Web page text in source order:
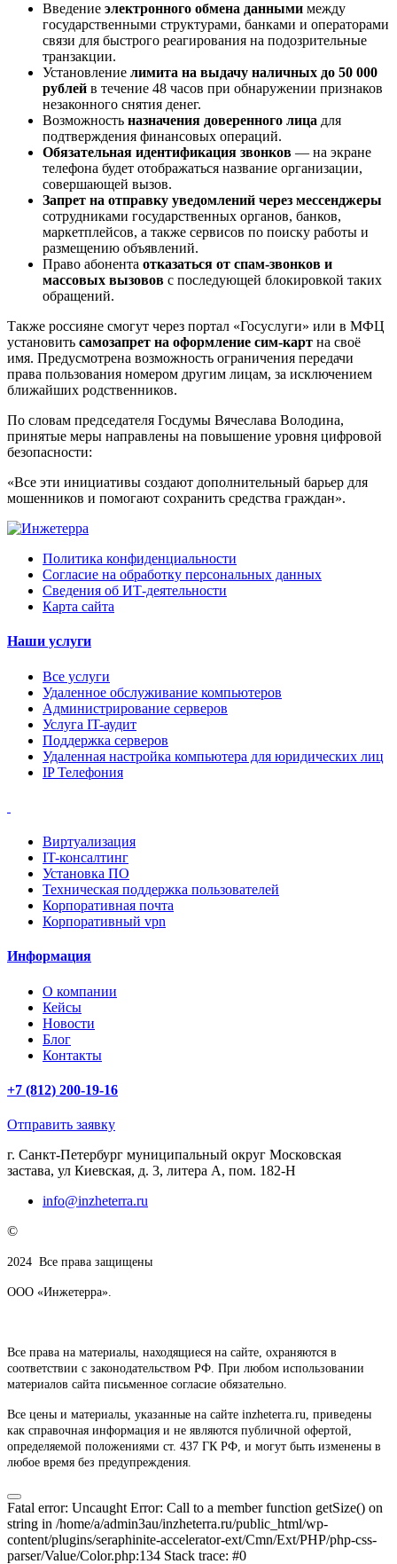
Введение электронного обмена данными между
государственными структурами, банками и операторами
связи для быстрого реагирования на подозрительные
транзакции.
Установление лимита на выдачу наличных до 50 000
рублей в течение 48 часов при обнаружении признаков
незаконного снятия денег.
Возможность назначения доверенного лица для
подтверждения финансовых операций.
Обязательная идентификация звонков — на экране
телефона будет отображаться название организации,
совершающей вызов.
Запрет на отправку уведомлений через мессенджеры
сотрудниками государственных органов, банков,
маркетплейсов, а также сервисов по поиску работы и
размещению объявлений.
Право абонента отказаться от спам-звонков и
массовых вызовов с последующей блокировкой таких
обращений.
Также россияне смогут через портал «Госуслуги» или в МФЦ
установить самозапрет на оформление сим-карт на своё
имя. Предусмотрена возможность ограничения передачи
права пользования номером другим лицам, за исключением
ближайших родственников.
По словам председателя Госдумы Вячеслава Володина,
принятые меры направлены на повышение уровня цифровой
безопасности:
«Все эти инициативы создают дополнительный барьер для
мошенников и помогают сохранить средства граждан».
Политика конфиденциальности
Согласие на обработку персональных данных
Сведения об ИТ-деятельности
Карта сайта
Наши услуги
Все услуги
Удаленное обслуживание компьютеров
Администрирование серверов
Услуга IT-аудит
Поддержка серверов
Удаленная настройка компьютера для юридических лиц
IP Телефония
Виртуализация
IT-консалтинг
Установка ПО
Техническая поддержка пользователей
Корпоративная почта
Корпоративный vpn
Информация
О компании
Кейсы
Новости
Блог
Контакты
+7 (812) 200-19-16
Отправить заявку
г. Санкт-Петербург муниципальный округ Московская
застава, ул Киевская, д. 3, литера А, пом. 182-Н
info@inzheterra.ru
©
2024 Все права защищены
ООО «Инжетерра».
Все права на материалы, находящиеся на сайте, охраняются в
соответствии с законодательством РФ. При любом использовании
материалов сайта письменное согласие обязательно.
Все цены и материалы, указанные на сайте inzheterra.ru, приведены
как справочная информация и не являются публичной офертой,
определяемой положениями ст. 437 ГК РФ, и могут быть изменены в
любое время без предупреждения.
Fatal error: Uncaught Error: Call to a member function getSize() on
string in /home/a/admin3au/inzheterra.ru/public_html/wp-
content/plugins/seraphinite-accelerator-ext/Cmn/Ext/PHP/php-css-
parser/Value/Color.php:134 Stack trace: #0